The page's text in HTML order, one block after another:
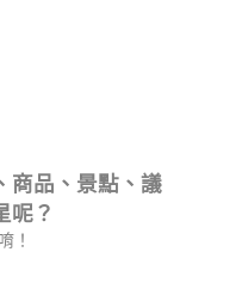
商品、景點、議
呢？
！